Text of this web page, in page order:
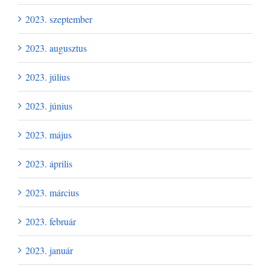
2023. szeptember
2023. augusztus
2023. július
2023. június
2023. május
2023. április
2023. március
2023. február
2023. január